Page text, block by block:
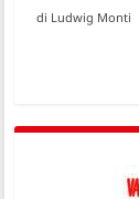
Ludwig Monti